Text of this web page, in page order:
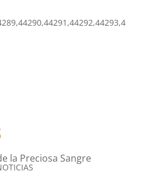
la Preciosa Sangre